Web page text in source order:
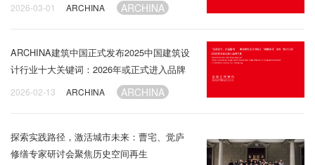
2026-03-01 ARCHINA ARCHINA
ARCHINA建筑中国正式发布2025中国建筑设
计行业十大关键词：2026年或正式进入品牌
元年
2026-02-13 ARCHINA ARCHINA
探索实践路径，激活城市未来：曹宅、觉庐
修缮专家研讨会聚焦历史空间再生